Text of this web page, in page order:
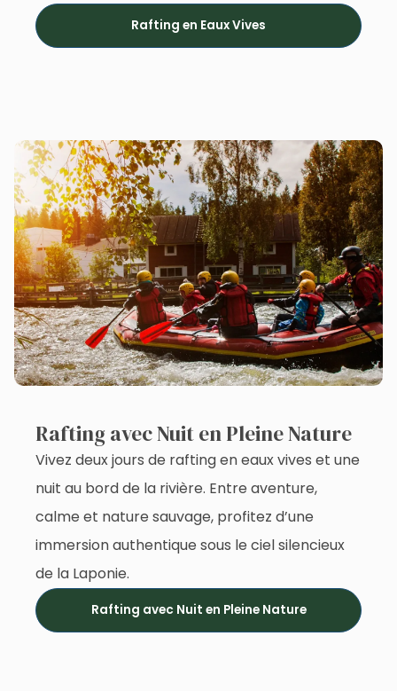
Rafting en Eaux Vives
Rafting avec Nuit en Pleine Nature
Vivez deux jours de rafting en eaux vives et une
nuit au bord de la rivière. Entre aventure,
calme et nature sauvage, profitez d’une
immersion authentique sous le ciel silencieux
de la Laponie.
Rafting avec Nuit en Pleine Nature